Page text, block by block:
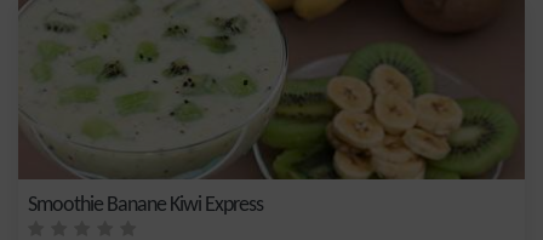
Smoothie Banane Kiwi Express